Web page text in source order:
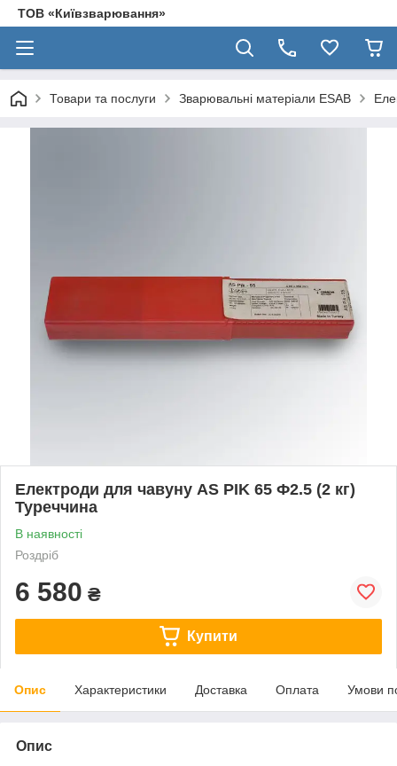
ТОВ «Київзварювання»
Товари та послуги Зварювальні матеріали ESAB
Електроди для чавуну AS PIK 65 Ф2.5 (2 кг)
Туреччина
В наявності
Роздріб
6 580 ₴
Купити
Опис Характеристики Доставка Оплата Умови
Опис